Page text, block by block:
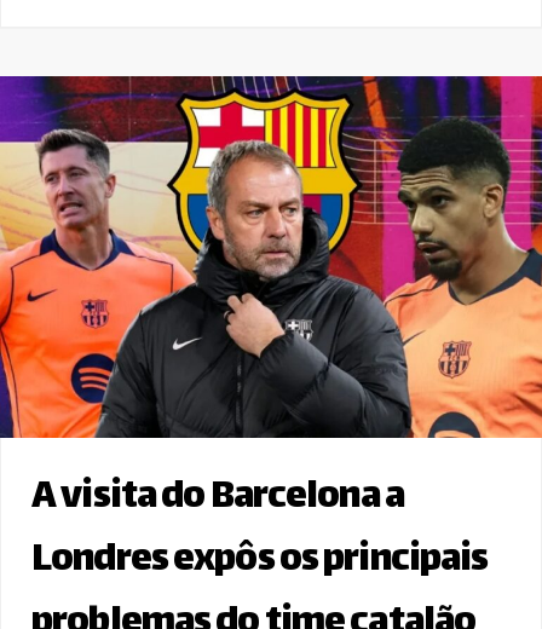
A visita do Barcelona a
Londres expôs os principais